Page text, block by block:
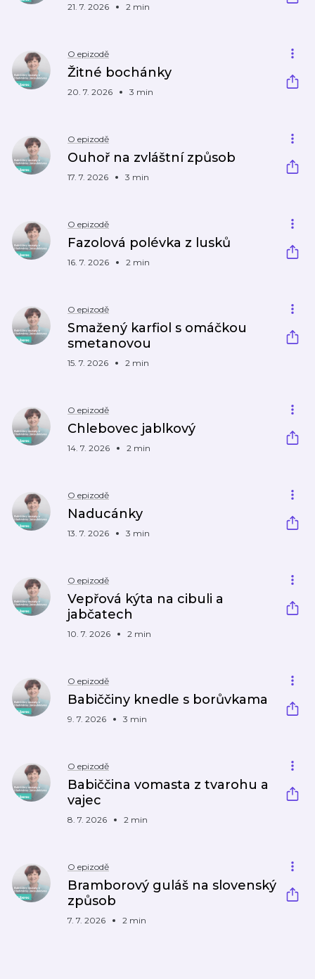
21. 7. 2026 2 min
O epizodě
Žitné bochánky
20. 7. 2026 3 min
O epizodě
Ouhoř na zvláštní způsob
17. 7. 2026 3 min
O epizodě
Fazolová polévka z lusků
16. 7. 2026 2 min
O epizodě
Smažený karfiol s omáčkou
smetanovou
15. 7. 2026 2 min
O epizodě
Chlebovec jablkový
14. 7. 2026 2 min
O epizodě
Naducánky
13. 7. 2026 3 min
O epizodě
Vepřová kýta na cibuli a
jabčatech
10. 7. 2026 2 min
O epizodě
Babiččiny knedle s borůvkama
9. 7. 2026 3 min
O epizodě
Babiččina vomasta z tvarohu a
vajec
8. 7. 2026 2 min
O epizodě
Bramborový guláš na slovenský
způsob
7. 7. 2026 2 min